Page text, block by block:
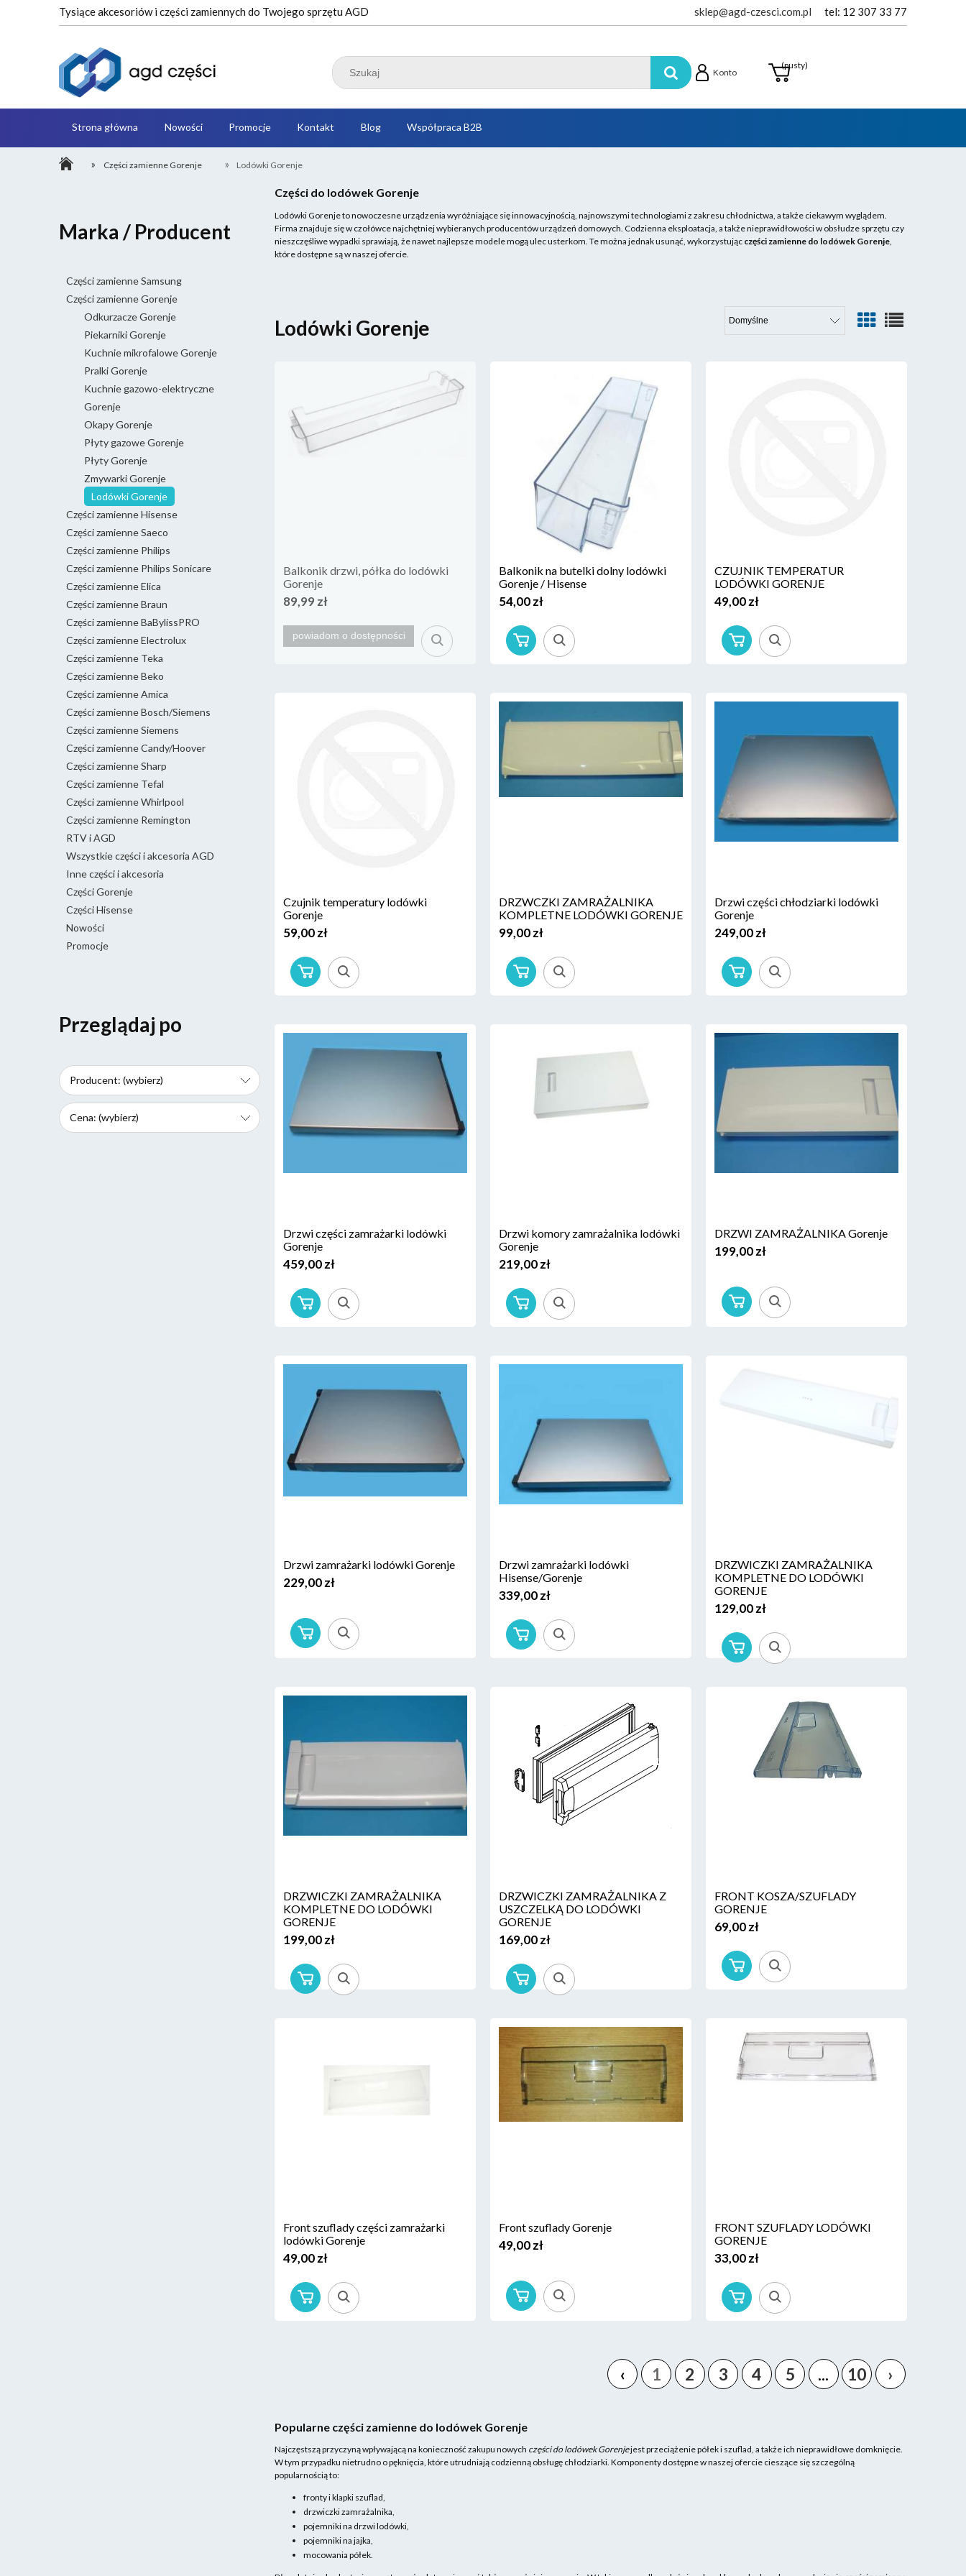
Tysiące akcesoriów i części zamiennych do Twojego sprzętu AGD sklep@agd-czesci.com.pl tel: 12 307 33 77
(pusty)
Konto
Strona główna Nowości Promocje Kontakt Blog Współpraca B2B
» Części zamienne Gorenje » Lodówki Gorenje
Marka / Producent
Części zamienne Samsung
Części zamienne Gorenje
Odkurzacze Gorenje
Piekarniki Gorenje
Kuchnie mikrofalowe Gorenje
Pralki Gorenje
Kuchnie gazowo-elektryczne
Gorenje
Okapy Gorenje
Płyty gazowe Gorenje
Płyty Gorenje
Zmywarki Gorenje
Lodówki Gorenje
Części zamienne Hisense
Części zamienne Saeco
Części zamienne Philips
Części zamienne Philips Sonicare
Części zamienne Elica
Części zamienne Braun
Części zamienne BaBylissPRO
Części zamienne Electrolux
Części zamienne Teka
Części zamienne Beko
Części zamienne Amica
Części zamienne Bosch/Siemens
Części zamienne Siemens
Części zamienne Candy/Hoover
Części zamienne Sharp
Części zamienne Tefal
Części zamienne Whirlpool
Części zamienne Remington
RTV i AGD
Wszystkie części i akcesoria AGD
Inne części i akcesoria
Części Gorenje
Części Hisense
Nowości
Promocje
Przeglądaj po
Producent: (wybierz)
Cena: (wybierz)
Części do lodówek Gorenje
Lodówki Gorenje to nowoczesne urządzenia wyróżniające się innowacyjnością, najnowszymi technologiami z zakresu chłodnictwa, a także ciekawym wyglądem.
Firma znajduje się w czołówce najchętniej wybieranych producentów urządzeń domowych. Codzienna eksploatacja, a także nieprawidłowości w obsłudze sprzętu czy
nieszczęśliwe wypadki sprawiają, że nawet najlepsze modele mogą ulec usterkom. Te można jednak usunąć, wykorzystując części zamienne do lodówek Gorenje
które dostępne są w naszej ofercie.
Lodówki Gorenje
Balkonik drzwi, półka do lodówki
Gorenje
89,99 zł
powiadom o dostępności
Balkonik na butelki dolny lodówki
Gorenje / Hisense
54,00 zł
CZUJNIK TEMPERATUR
LODÓWKI GORENJE
49,00 zł
Czujnik temperatury lodówki
Gorenje
59,00 zł
DRZWCZKI ZAMRAŻALNIKA
KOMPLETNE LODÓWKI GORENJE
99,00 zł
Drzwi części chłodziarki lodówki
Gorenje
249,00 zł
Drzwi części zamrażarki lodówki
Gorenje
459,00 zł
Drzwi komory zamrażalnika lodówki
Gorenje
219,00 zł
DRZWI ZAMRAŻALNIKA Gorenje
199,00 zł
Drzwi zamrażarki lodówki Gorenje
229,00 zł
Drzwi zamrażarki lodówki
Hisense/Gorenje
339,00 zł
DRZWICZKI ZAMRAŻALNIKA
KOMPLETNE DO LODÓWKI
GORENJE
129,00 zł
DRZWICZKI ZAMRAŻALNIKA
KOMPLETNE DO LODÓWKI
GORENJE
199,00 zł
DRZWICZKI ZAMRAŻALNIKA Z
USZCZELKĄ DO LODÓWKI
GORENJE
169,00 zł
FRONT KOSZA/SZUFLADY
GORENJE
69,00 zł
Front szuflady części zamrażarki
lodówki Gorenje
49,00 zł
Front szuflady Gorenje
49,00 zł
FRONT SZUFLADY LODÓWKI
GORENJE
33,00 zł
‹ 1 2 3 4 5 ... 10 ›
Popularne części zamienne do lodówek Gorenje
Najczęstszą przyczyną wpływającą na konieczność zakupu nowych części do lodówek Gorenjejest przeciążenie półek i szuflad, a także ich nieprawidłowe domknięcie.
W tym przypadku nietrudno o pęknięcia, które utrudniają codzienną obsługę chłodziarki. Komponenty dostępne w naszej ofercie cieszące się szczególną
popularnością to:
fronty i klapki szuflad,
drzwiczki zamrażalnika,
pojemniki na drzwi lodówki,
pojemniki na jajka,
mocowania półek.